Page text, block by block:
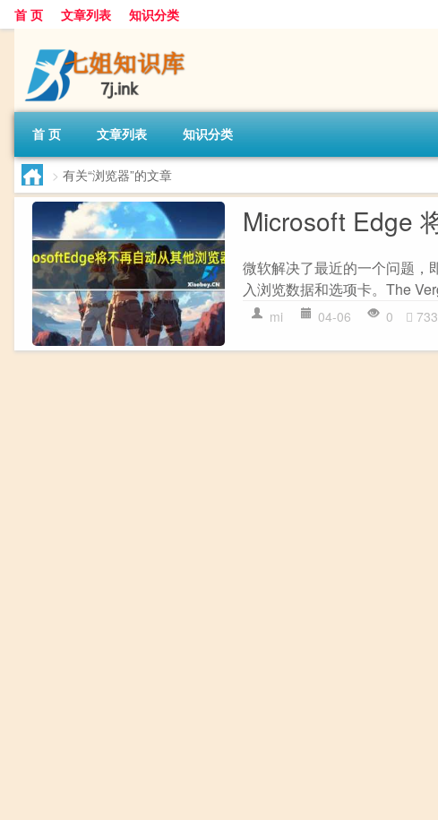
首 页 文章列表 知识分类
首 页 文章列表 知识分类
> 有关“浏览器”的文章
Microsoft Edge
微软解决了最近的一个问题，
入浏览数据和选项卡。The
mi 04-06 0 733